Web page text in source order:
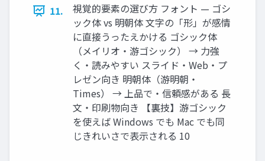
11.
視覚的要素の選び方 フォント — ゴシ
ック体 vs 明朝体 文字の「形」が感情
に直接うったえかける ゴシック体
（メイリオ・游ゴシック） → 力強
く・読みやすい スライド・Web・プ
レゼン向き 明朝体（游明朝・
Times） → 上品で・信頼感がある 長
文・印刷物向き 【裏技】游ゴシック
を使えば Windows でも Mac でも同
じきれいさで表示される 10